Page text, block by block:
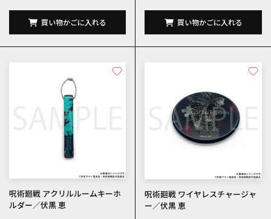
買い物かごに入れる 買い物かごに入れる
呪術廻戦 アクリルルームキーホ
ルダー／伏黒 恵
呪術廻戦 ワイヤレスチャージャ
ー／伏黒 恵